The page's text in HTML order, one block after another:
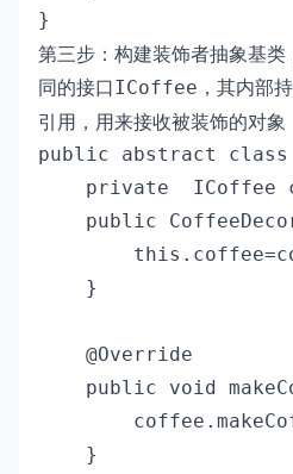
}
第三步：构建装饰者抽象基
同的接口ICoffee ，其内部
引用，用来接收被装饰的对象
public abstract class
private  ICoffee
public
    }
    @Override
public void
    }